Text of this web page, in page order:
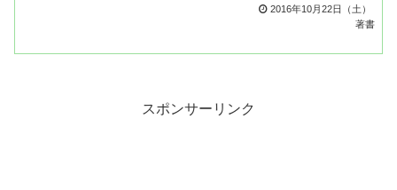
の方」といって乗せてゆくんですよ。私が舵を取ってるんですか
2016年10月22日（土）
著書
スポンサーリンク